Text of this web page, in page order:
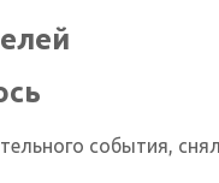
события,